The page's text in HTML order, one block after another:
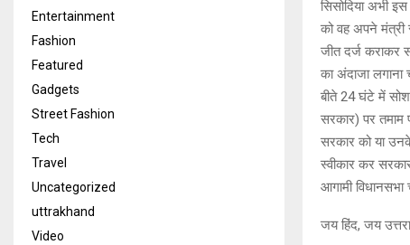
सिसोदिया अभी
को वह अपने मंत्री
जीत दर्ज कराकर
का अंदाजा लगाना
बीते 24 घंटे में
सरकार) पर तमाम
सरकार को या उनके
स्वीकार कर
आगामी
जय हिंद, जय
Entertainment
Fashion
Featured
Gadgets
Street Fashion
Tech
Travel
Uncategorized
uttrakhand
Video